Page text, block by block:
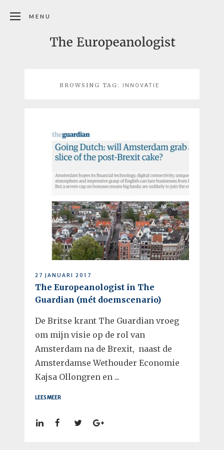
MENU
BROWSING TAG: INNOVATIE
27 JANUARI 2017
The Europeanologist in The
Guardian (mét doemscenario)
De Britse krant The Guardian vroeg
om mijn visie op de rol van
Amsterdam na de Brexit, naast de
Amsterdamse Wethouder Economie
Kajsa Ollongren en ...
LEES MEER